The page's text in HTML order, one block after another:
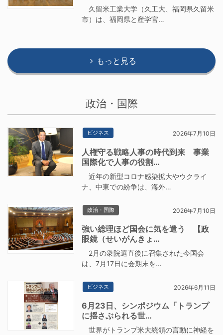
久留米工業大学（久工大、福岡県久留米
市）は、福岡県と産学官…
もっと見る
政治・国際
ビジネス 2026年7月10日
人権守る戦略人事の時代到来 事業
国際化で人事の役割…
近年の新型コロナ感染拡大やウクライ
ナ、中東での紛争は、海外…
政治・国際 2026年7月10日
強い総理ほど国会に気を遣う 【政
眼鏡（せいがんきょ…
2月の衆院選直後に召集された今国会
は、7月17日に会期末を…
ビジネス 2026年6月11日
6月23日、シンポジウム「トランプ
に揺さぶられる世…
世界がトランプ米大統領の言動に神経を